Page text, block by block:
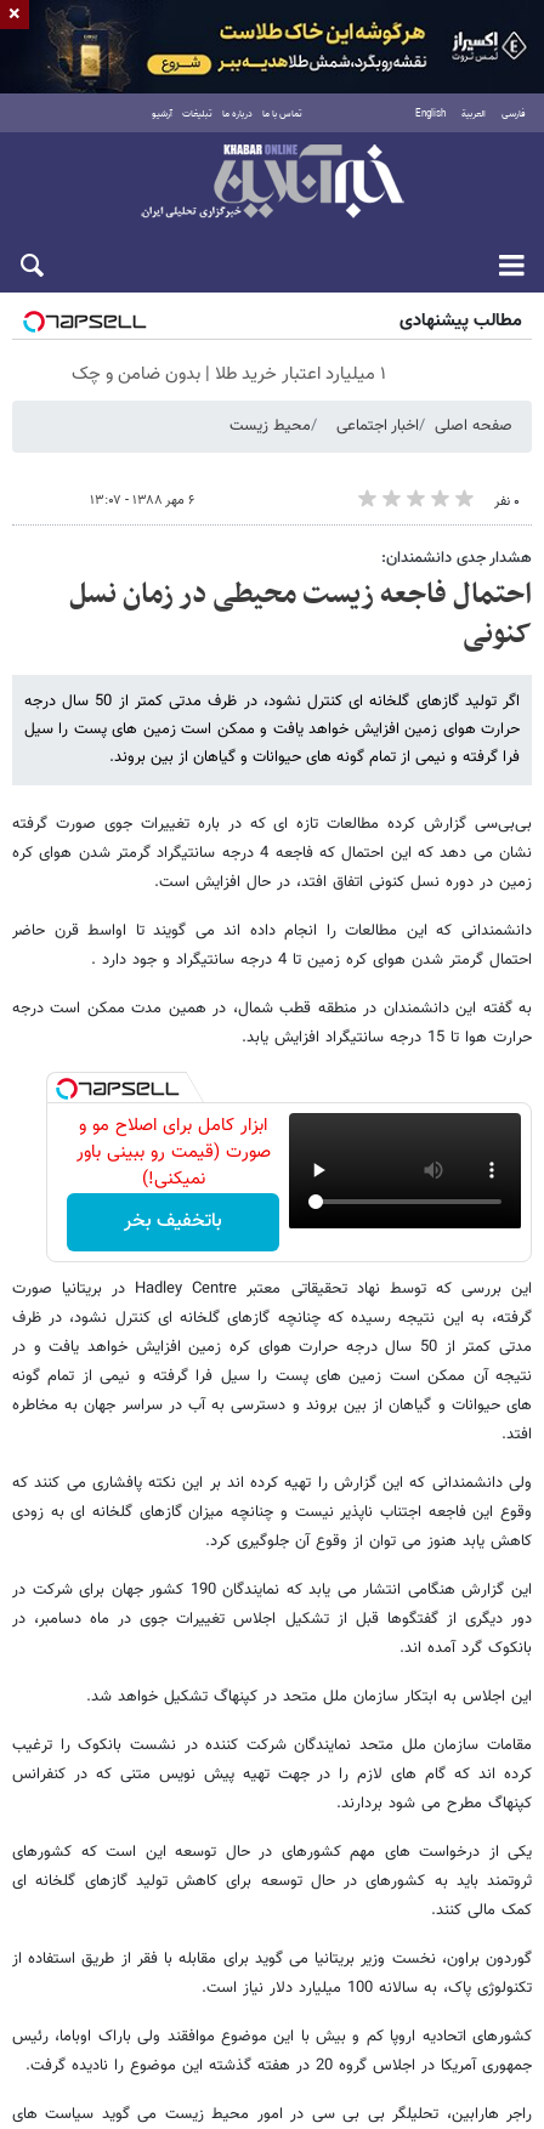
فارسی العربية English تماس با ما درباره ما تبلیغات آرشیو
جمعه ۱۶ مرداد ۱۴۰۵
مطالب پیشنهادی
۱ میلیارد اعتبار خرید طلا | بدون ضامن و چک
صفحه اصلی اخبار اجتماعی محیط زیست
۰ نفر ۶ مهر ۱۳۸۸ - ۱۳:۰۷
هشدار جدی دانشمندان:
احتمال فاجعه زیست محیطی در زمان نسل
کنونی
اگر تولید گازهای گلخانه ای کنترل نشود، در ظرف مدتی کمتر از 50 سال درجه
حرارت هوای زمین افزایش خواهد یافت و ممکن است زمین های پست را سیل
فرا گرفته و نیمی از تمام گونه های حیوانات و گیاهان از بین بروند.
بی‌بی‌سی گزارش کرده مطالعات تازه ای که در باره تغییرات جوی صورت گرفته
نشان می دهد که این احتمال که فاجعه 4 درجه سانتیگراد گرمتر شدن هوای کره
زمین در دوره نسل کنونی اتفاق افتد، در حال افزایش است.
دانشمندانی که این مطالعات را انجام داده اند می گویند تا اواسط قرن حاضر
احتمال گرمتر شدن هوای کره زمین تا 4 درجه سانتیگراد و جود دارد .
به گفته این دانشمندان در منطقه قطب شمال، در همین مدت ممکن است درجه
حرارت هوا تا 15 درجه سانتیگراد افزایش یابد.
ابزار کامل برای اصلاح مو و
صورت (قیمت رو ببینی باور
نمیکنی!)
باتخفیف بخر
این بررسی که توسط نهاد تحقیقاتی معتبر Hadley Centre در بریتانیا صورت
گرفته، به این نتیجه رسیده که چنانچه گازهای گلخانه ای کنترل نشود، در ظرف
مدتی کمتر از 50 سال درجه حرارت هوای کره زمین افزایش خواهد یافت و در
نتیجه آن ممکن است زمین های پست را سیل فرا گرفته و نیمی از تمام گونه
های حیوانات و گیاهان از بین بروند و دسترسی به آب در سراسر جهان به مخاطره
افتد.
ولی دانشمندانی که این گزارش را تهیه کرده اند بر این نکته پافشاری می کنند که
وقوع این فاجعه اجتناب ناپذیر نیست و چنانچه میزان گازهای گلخانه ای به زودی
کاهش یابد هنوز می توان از وقوع آن جلوگیری کرد.
این گزارش هنگامی انتشار می یابد که نمایندگان 190 کشور جهان برای شرکت در
دور دیگری از گفتگوها قبل از تشکیل اجلاس تغییرات جوی در ماه دسامبر، در
بانکوک گرد آمده اند.
این اجلاس به ابتکار سازمان ملل متحد در کپنهاگ تشکیل خواهد شد.
مقامات سازمان ملل متحد نمایندگان شرکت کننده در نشست بانکوک را ترغیب
کرده اند که گام های لازم را در جهت تهیه پیش نویس متنی که در کنفرانس
کپنهاگ مطرح می شود بردارند.
یکی از درخواست های مهم کشورهای در حال توسعه این است که کشورهای
ثروتمند باید به کشورهای در حال توسعه برای کاهش تولید گازهای گلخانه ای
کمک مالی کنند.
گوردون براون، نخست وزیر بریتانیا می گوید برای مقابله با فقر از طریق استفاده از
تکنولوژی پاک، به سالانه 100 میلیارد دلار نیاز است.
کشورهای اتحادیه اروپا کم و بیش با این موضوع موافقند ولی باراک اوباما، رئیس
جمهوری آمریکا در اجلاس گروه 20 در هفته گذشته این موضوع را نادیده گرفت.
راجر هارابین، تحلیلگر بی بی سی در امور محیط زیست می گوید سیاست های
×